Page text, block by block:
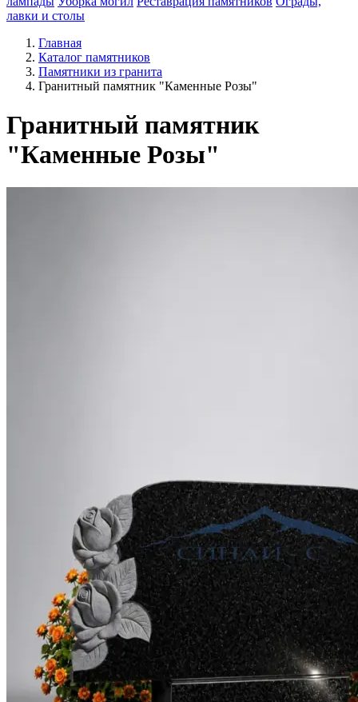
лавки и столы
Главная
Каталог памятников
Памятники из гранита
Гранитный памятник "Каменные Розы"
Гранитный памятник
"Каменные Розы"